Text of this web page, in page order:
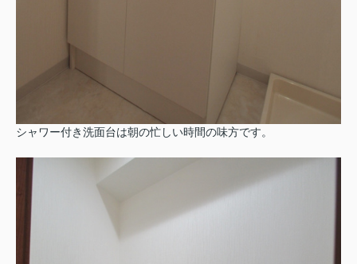
シャワー付き洗面台は朝の忙しい時間の味方です。